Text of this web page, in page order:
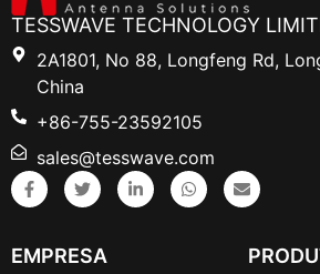
TESSWAVE TECHNOLOGY
2A1801, No 88, Longfeng Rd,
China
+86-755-23592105
sales@tesswave.com
EMPRESA